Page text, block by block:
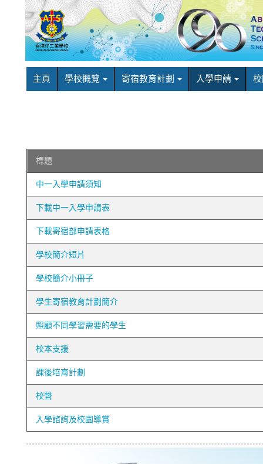
主頁 學校概覽 寄宿教育計劃 入學申請
標題
中一入學申請須知
下載中一入學申請表
下載寄宿部申請表格
學校簡介短片
學校簡介小冊子
學生寄宿教育計劃簡介
照顧不同學習需要的學生
校本支援
課後培育計劃
校聲
入學諮詢及校園導賞